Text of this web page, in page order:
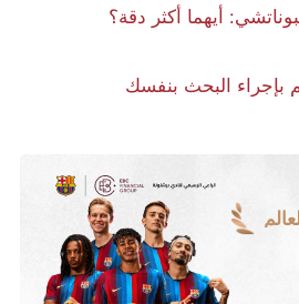
أيهما أكثر دقة؟